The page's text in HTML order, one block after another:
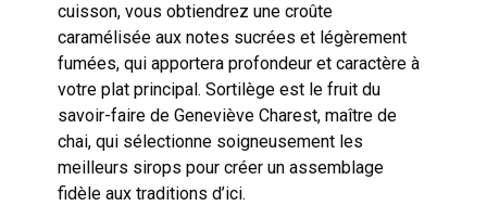
cuisson, vous obtiendrez une croûte
caramélisée aux notes sucrées et légèrement
fumées, qui apportera profondeur et caractère à
votre plat principal. Sortilège est le fruit du
savoir-faire de Geneviève Charest, maître de
chai, qui sélectionne soigneusement les
meilleurs sirops pour créer un assemblage
fidèle aux traditions d’ici.